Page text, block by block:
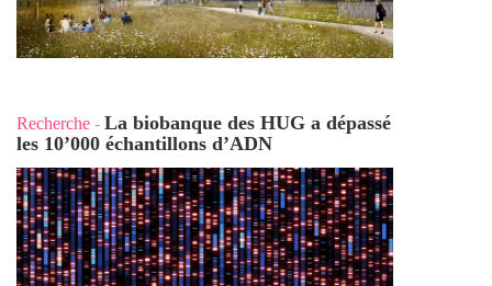
Recherche - La biobanque des HUG a dépassé
les 10’000 échantillons d’ADN